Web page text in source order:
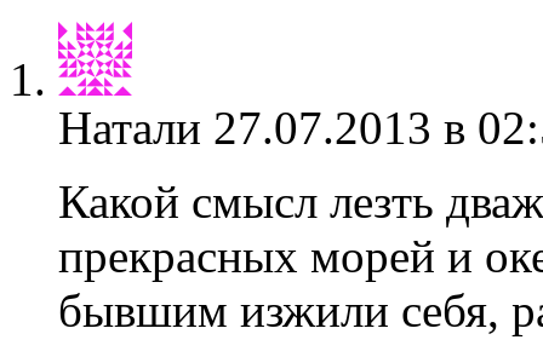
Натали 27.07.2013 в
Какой смысл лезть
прекрасных морей и
бывшим изжили себя,